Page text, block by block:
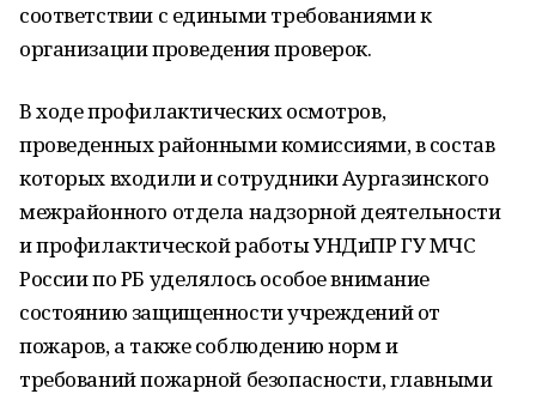
соответствии с едиными требованиями к
организации проведения проверок.
В ходе профилактических осмотров,
проведенных районными комиссиями, в состав
которых входили и сотрудники Аургазинского
межрайонного отдела надзорной деятельности
и профилактической работы УНДиПР ГУ МЧС
России по РБ уделялось особое внимание
состоянию защищенности учреждений от
пожаров, а также соблюдению норм и
требований пожарной безопасности, главными